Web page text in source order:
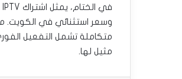
متكاملة تشمل التفعيل
مثيل لها.